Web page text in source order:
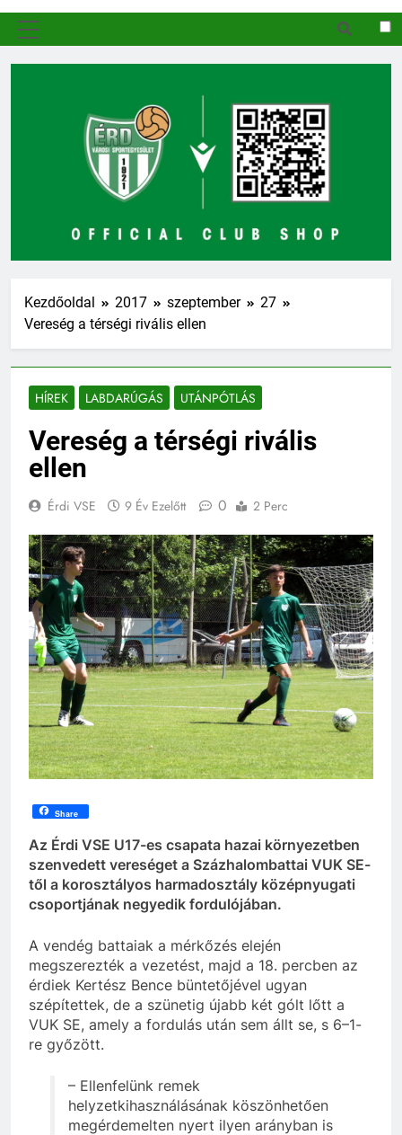
Kezdőoldal 2017 szeptember
27
Vereség a térségi rivális ellen
HÍREK LABDARÚGÁS UTÁNPÓTLÁS
Vereség a térségi rivális
ellen
Érdi VSE 9 Év Ezelőtt 0 2 Perc
Share
Az Érdi VSE U17-es csapata hazai környezetben
szenvedett vereséget a Százhalombattai VUK SE-
től a korosztályos harmadosztály középnyugati
csoportjának negyedik fordulójában.
A vendég battaiak a mérkőzés elején
megszerezték a vezetést, majd a 18. percben az
érdiek Kertész Bence büntetőjével ugyan
szépítettek, de a szünetig újabb két gólt lőtt a
VUK SE, amely a fordulás után sem állt se, s 6–1-
re győzött.
– Ellenfelünk remek
helyzetkihasználásának köszönhetően
megérdemelten nyert ilyen arányban is